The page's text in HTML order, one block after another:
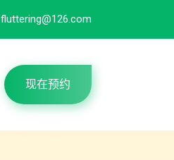
fluttering@126.com
现在预约